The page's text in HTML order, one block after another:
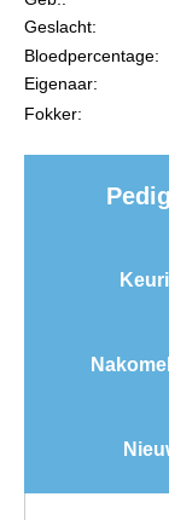
Import
Animal
Veel
Geslacht:
Bloedpercentage:
Eigenaar:
Fokker: